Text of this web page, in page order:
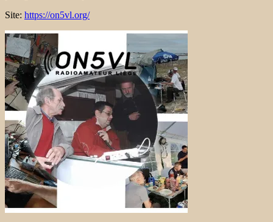
Site: https://on5vl.org/